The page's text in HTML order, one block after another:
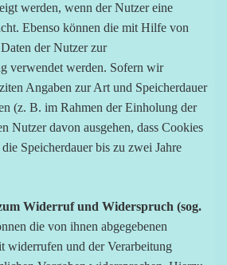
werden, wenn der Nutzer eine
Ebenso können die mit Hilfe von
der Nutzer zur
verwendet werden. Sofern wir
Angaben zur Art und Speicherdauer
(z. B. im Rahmen der Einholung der
Nutzer davon ausgehen, dass Cookies
Speicherdauer bis zu zwei Jahre
Widerruf und Widerspruch (sog.
die von ihnen abgegebenen
widerrufen und der Verarbeitung